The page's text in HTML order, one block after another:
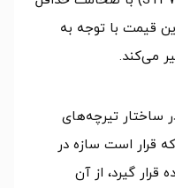
قیمت با توجه به
می‌کند.
ساختار تیرچه‌های
قرار است سازه در
گیرد، از آن